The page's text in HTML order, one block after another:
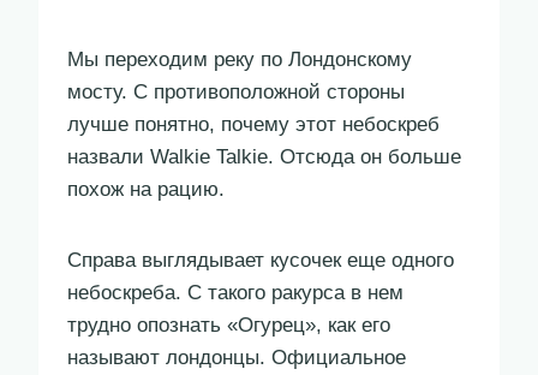
Мы переходим реку по Лондонскому
мосту. С противоположной стороны
лучше понятно, почему этот небоскреб
назвали Walkie Talkie. Отсюда он больше
похож на рацию.
Справа выглядывает кусочек еще одного
небоскреба. С такого ракурса в нем
трудно опознать «Огурец», как его
называют лондонцы. Официальное